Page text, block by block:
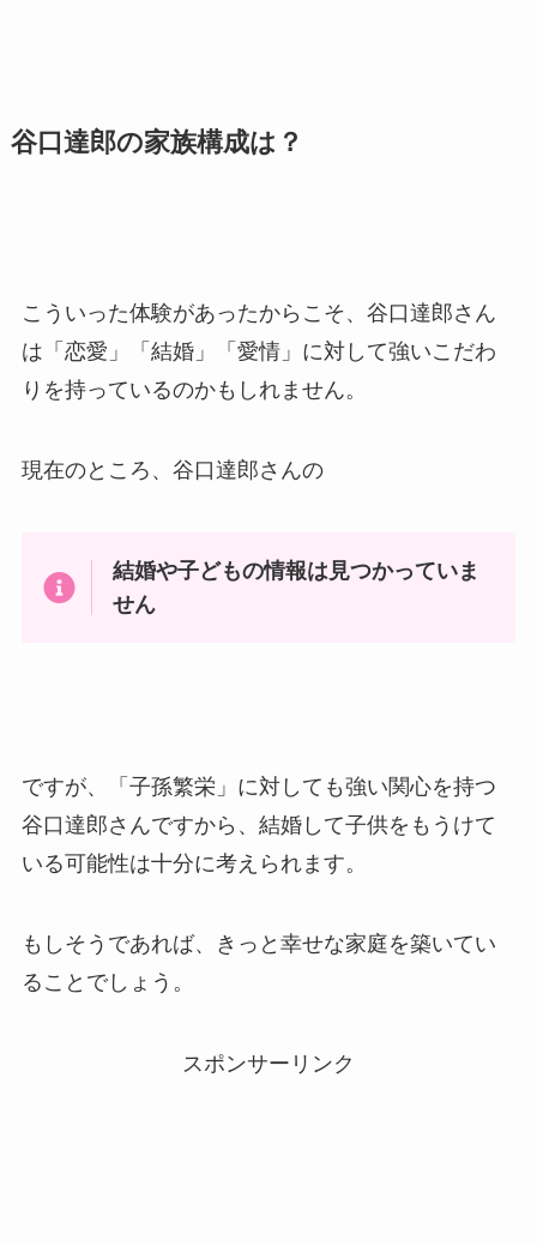
谷口達郎の家族構成は？
こういった体験があったからこそ、谷口達郎さん
は「恋愛」「結婚」「愛情」に対して強いこだわ
りを持っているのかもしれません。
現在のところ、谷口達郎さんの
結婚や子どもの情報は見つかっていま
せん
ですが、「子孫繁栄」に対しても強い関心を持つ
谷口達郎さんですから、結婚して子供をもうけて
いる可能性は十分に考えられます。
もしそうであれば、きっと幸せな家庭を築いてい
ることでしょう。
スポンサーリンク